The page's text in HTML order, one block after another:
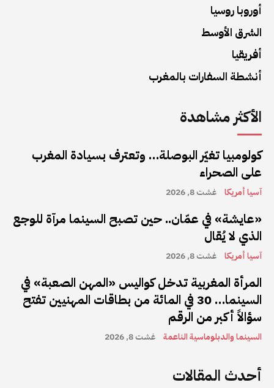
أوروبا روسيا
الشرق الأوسط
أفريقيا
أنشطة السفارات بالمغرب
الأكثر مشاهدة
كولومبيا تغيّر البوصلة… وتعترف بسيادة المغرب
على الصحراء
آسيا أمريكا غشت 8, 2026
«عايشة» في عمّان.. حين تصبح السينما مرآة للوجع
الذي لا يُقال
آسيا أمريكا غشت 8, 2026
المرأة المغربية تدخل كواليس «المهن الصعبة» في
السينما… 30 في المائة من بطاقات المهنيين تفتح
سؤالاً أكبر من الرقم
السينما والدبلوماسية الناعمة غشت 8, 2026
أحدث المقالات